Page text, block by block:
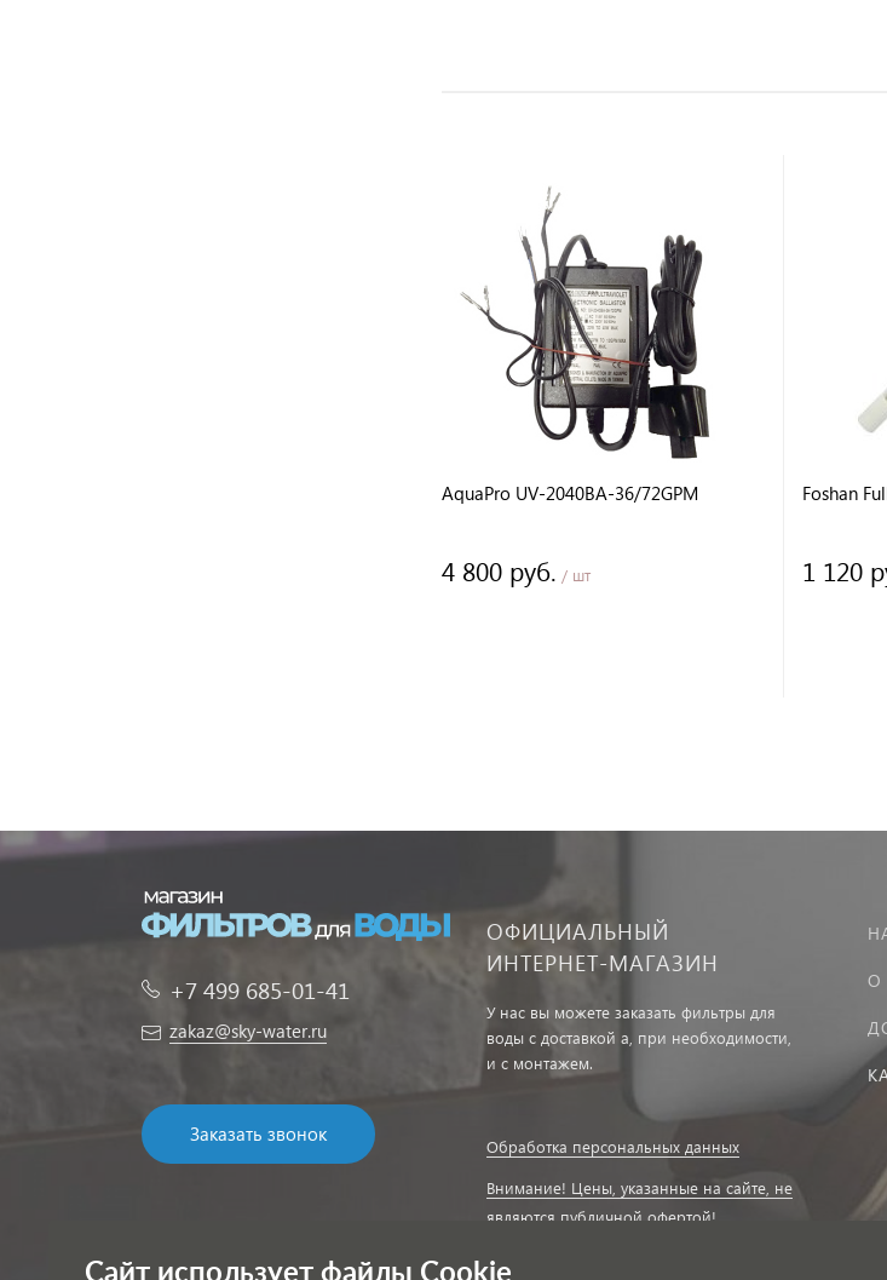
AquaPro UV-2040BA-36/72GPM
4 800 руб. / шт
Foshan
1 120
+7 499 685-01-41
zakaz@sky-water.ru
Заказать звонок
ОФИЦИАЛЬНЫЙ
ИНТЕРНЕТ-МАГАЗИН
У нас вы можете заказать фильтры для
воды с доставкой а, при необходимости,
и с монтажем.
Обработка персональных данных
Внимание! Цены, указанные на сайте, не
являются публичной офертой!
Согласие на получение
О
Сайт использует файлы Cookie